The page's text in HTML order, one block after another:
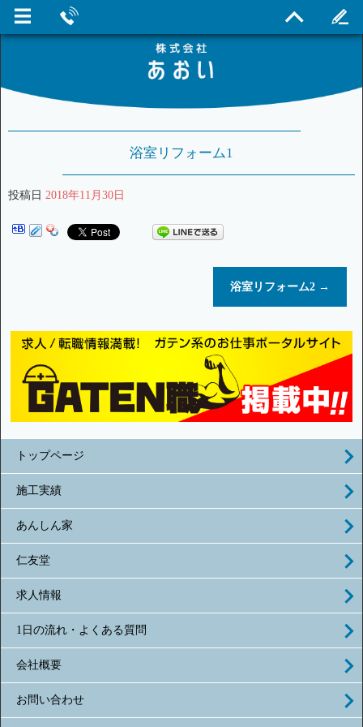
浴室リフォーム1
投稿日 2018年11月30日
浴室リフォーム2 →
トップページ
施工実績
あんしん家
仁友堂
求人情報
1日の流れ・よくある質問
会社概要
お問い合わせ